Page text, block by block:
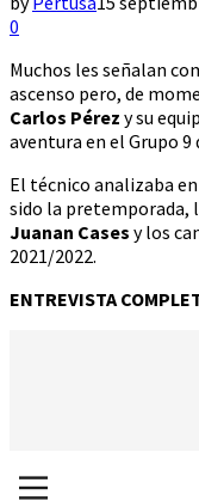
0
Muchos les señalan
ascenso pero, de
Carlos Pérez y su
aventura en el Grupo
El técnico analizaba en
sido la pretemporada,
Juanan Cases y los
2021/2022.
ENTREVISTA